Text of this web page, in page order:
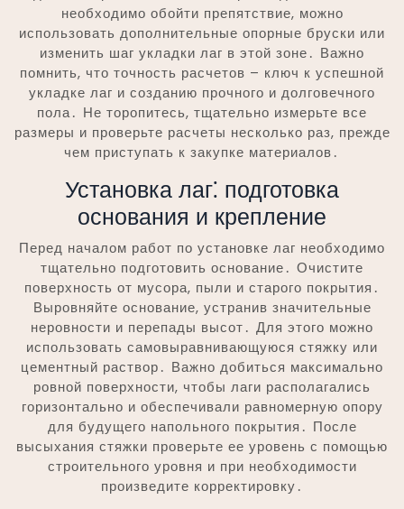
необходимо обойти препятствие, можно
использовать дополнительные опорные бруски или
изменить шаг укладки лаг в этой зоне․ Важно
помнить, что точность расчетов – ключ к успешной
укладке лаг и созданию прочного и долговечного
пола․ Не торопитесь, тщательно измерьте все
размеры и проверьте расчеты несколько раз, прежде
чем приступать к закупке материалов․
Установка лаг⁚ подготовка
основания и крепление
Перед началом работ по установке лаг необходимо
тщательно подготовить основание․ Очистите
поверхность от мусора, пыли и старого покрытия․
Выровняйте основание, устранив значительные
неровности и перепады высот․ Для этого можно
использовать самовыравнивающуюся стяжку или
цементный раствор․ Важно добиться максимально
ровной поверхности, чтобы лаги располагались
горизонтально и обеспечивали равномерную опору
для будущего напольного покрытия․ После
высыхания стяжки проверьте ее уровень с помощью
строительного уровня и при необходимости
произведите корректировку․